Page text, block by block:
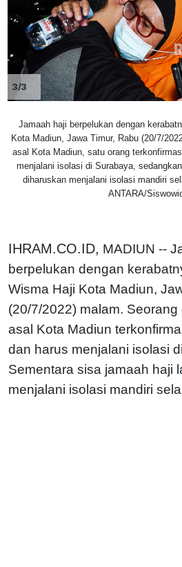
3/3
Jamaah haji berpelukan dengan
Kota Madiun, Jawa Timur, Rabu (20/7/
asal Kota Madiun, satu orang
menjalani isolasi di Surabaya,
diharuskan menjalani isolasi mandiri
ANTARA/
IHRAM.CO.ID, MADIUN --
berpelukan dengan
Wisma Haji Kota Madiun,
(20/7/2022) malam. Seorang
asal Kota Madiun
dan harus menjalani isolasi
Sementara sisa jamaah haji
menjalani isolasi mandiri